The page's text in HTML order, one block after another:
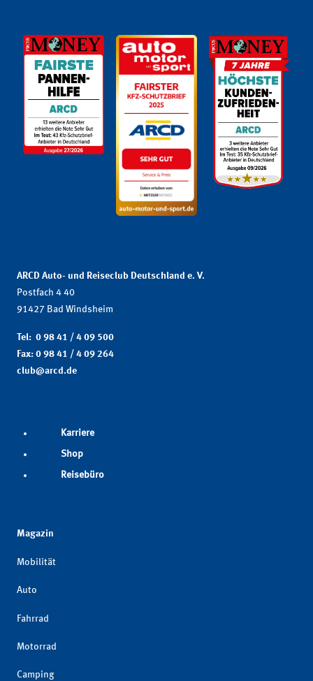
ARCD Auto- und Reiseclub Deutschland e. V.
Postfach 4 40
91427 Bad Windsheim
Tel: 0 98 41 / 4 09 500
Fax: 0 98 41 / 4 09 264
club@arcd.de
Karriere
Shop
Reisebüro
Magazin
Mobilität
Auto
Fahrrad
Motorrad
Camping